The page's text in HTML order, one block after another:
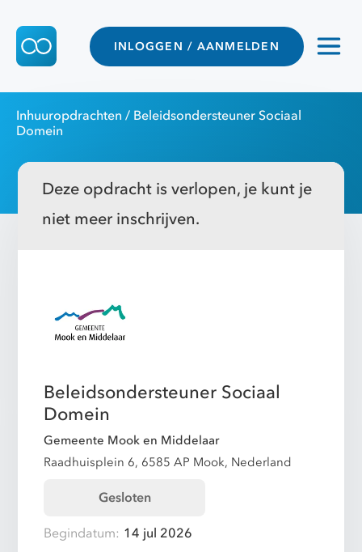
INLOGGEN / AANMELDEN
Inhuuropdrachten / Beleidsondersteuner Sociaal
Domein
Deze opdracht is verlopen, je kunt je
niet meer inschrijven.
Beleidsondersteuner Sociaal
Domein
Gemeente Mook en Middelaar
Raadhuisplein 6, 6585 AP Mook, Nederland
Gesloten
Begindatum: 14 jul 2026